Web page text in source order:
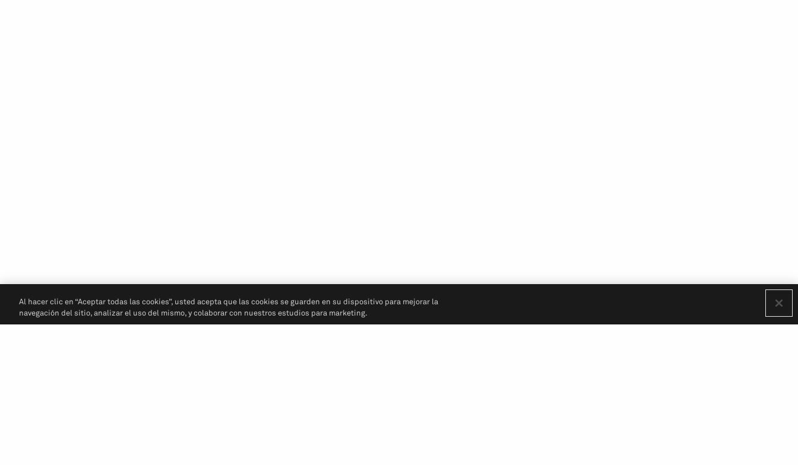
Al hacer clic en “Aceptar todas las cookies”, usted acepta que las cookies se guarden en su dispositivo para mejorar la
navegación del sitio, analizar el uso del mismo, y colaborar con nuestros estudios para marketing.